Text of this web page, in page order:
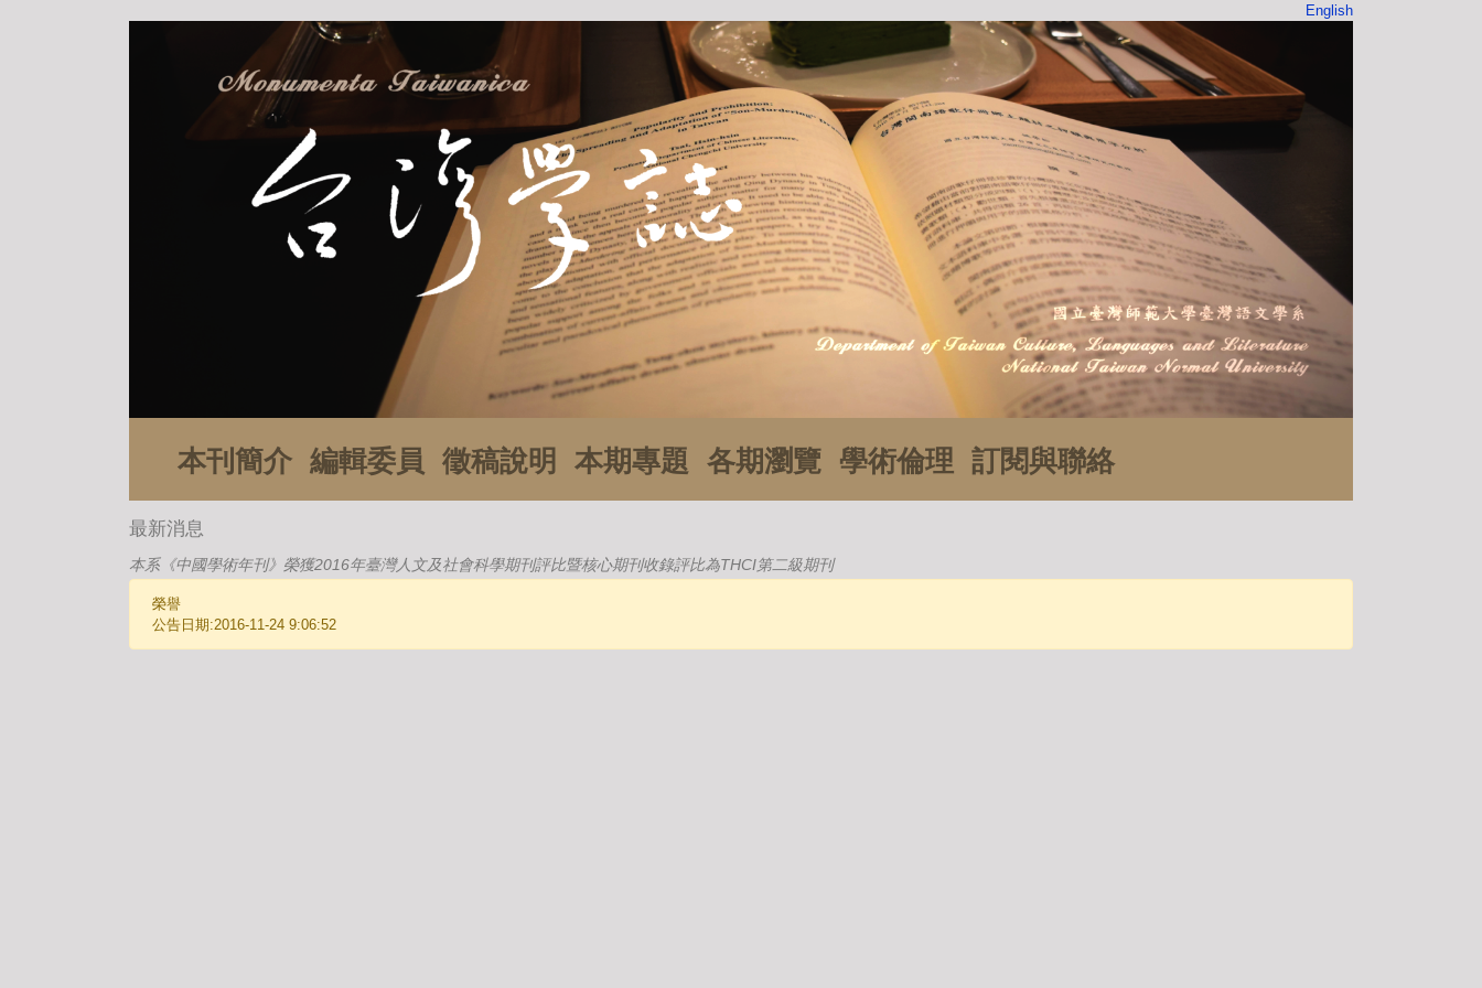
English
本刊簡介 編輯委員 徵稿說明 本期專題 各期瀏覽 學術倫理 訂閱與聯絡
最新消息
本系《中國學術年刊》榮獲2016年臺灣人文及社會科學期刊評比暨核心期刊收錄評比為THCI第二級期刊
榮譽
公告日期:2016-11-24 9:06:52